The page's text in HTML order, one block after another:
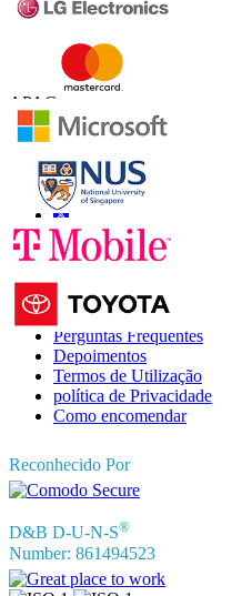
+1 833 909 2966 ( chamada
+44 808 502 0280 (chamada
APAC
sales@fortunebusinessinsights.com
Conecte-se conosco
Informações
Perguntas Frequentes
Depoimentos
Termos de Utilização
política de Privacidade
Como encomendar
Reconhecido Por
D&B D-U-N-S®
Number: 861494523